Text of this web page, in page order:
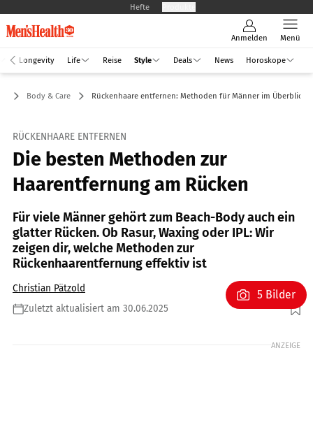
Hefte
Anmelden Menü
Longevity Life Reise Style Deals News Horoskope
Body & Care Rückenhaare entfernen: Methoden für Männer im Überblick
RÜCKENHAARE ENTFERNEN
Die besten Methoden zur
Haarentfernung am Rücken
Für viele Männer gehört zum Beach-Body auch ein
glatter Rücken. Ob Rasur, Waxing oder IPL: Wir
zeigen dir, welche Methoden zur
Rückenhaarentfernung effektiv ist
Christian Pätzold
Zuletzt aktualisiert am 30.06.2025
Foto: BRAUN / PR
5 Bilder
ANZEIGE